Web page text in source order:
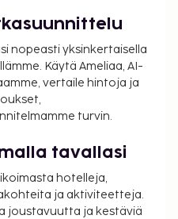
nopeasti yksinkertaisella
Käytä Ameliaa, AI-
vertaile hintoja ja
turvin.
tavallasi
hotelleja,
ja aktiviteetteja.
joustavuutta ja kestäviä